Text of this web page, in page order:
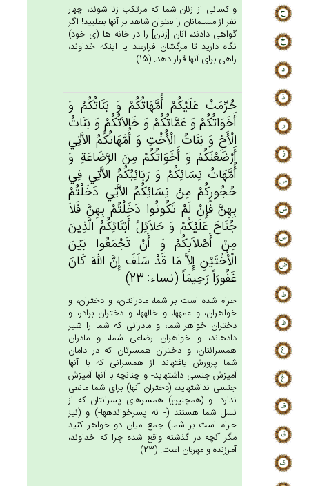
و كسانى از زنان شما كه مرتكب زنا شوند، چهار
نفر از مسلمانان را بعنوان شاهد بر آنها بطلبيد! اگر
گواهى دادند، آنان [زنان‏] را در خانه ها (ى خود)
نگاه داريد تا مرگشان فرارسد يا اينكه خداوند،
راهى براى آنها قرار دهد. (15)
حُرِّمَت‌ْ عَلَيْكُم‌ْ أُمَّهَاتُكُم‌ْ وَ بَنَاتُكُم‌ْ وَ
أَخَوَاتُكُم‌ْ وَ عَمَّاتُكُم‌ْ وَ خَالاَتُكُم‌ْ وَ بَنَات‌ُ
الْأَخ‌ِ وَ بَنَات‌ُ الْأُخْت‌ِ وَ أُمَّهَاتُكُم‌ُ الاَّتِي‌‌
أَرْضَعْنَكُم‌ْ وَ أَخَوَاتُكُمْ‌ مِن‌َ الرَّضَاعَة‌ِ وَ
أُمَّهَاتُ نِسَائِكُم‌ْ وَ رَبَائِبُكُم‌ُ الاَّتِي‌‌ فِي‌
حُجُورِكُمْ‌ مِنْ‌ نِسَائِكُم‌ُ الاَّتِي‌‌ دَخَلْتُمْ‌
بِهِن‌َّ فَإِنْ‌ لَم‌ْ تَكُونُوا دَخَلْتُمْ‌ بِهِن‌َّ فَلاَ
جُنَاح‌َ عَلَيْكُم‌ْ وَ حَلاَئِل‌ُ أَبْنَائِكُم‌ُ الَّذِين‌َ
مِن‌ْ أَصْلاَبِكُم‌ْ وَ أَنْ‌ تَجْمَعُوا بَيْن‌َ
الْأُخْتَيْن‌ِ إِلاَّ مَا قَدْ سَلَف‌َ إِن‌َّ الله‌َ كَان‌َ
غَفُورَاً رَحِيمَاً (نساء: 23)
حرام شده است بر شما، مادرانتان، و دختران، و
خواهران، و عمه‏ها، و خاله‏ها، و دختران برادر، و
دختران خواهر شما، و مادرانى كه شما را شير
داده‏اند، و خواهران رضاعى شما، و مادران
همسرانتان، و دختران همسرتان كه در دامان
شما پرورش يافته‏اند از همسرانى كه با آنها
آميزش جنسى داشته‏ايد- و چنانچه با آنها آميزش
جنسى نداشته‏ايد، (دختران آنها) براى شما مانعى
ندارد- و (همچنين) همسرهاى پسرانتان كه از
نسل شما هستند (- نه پسرخوانده‏ها-) و (نيز
حرام است بر شما) جمع ميان دو خواهر كنيد
مگر آنچه در گذشته واقع شده چرا كه خداوند،
آمرزنده و مهربان است. (23)